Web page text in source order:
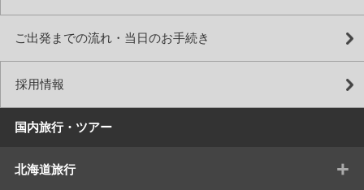
ご出発までの流れ・当日のお手続き
採用情報
国内旅行・ツアー
北海道旅行 +